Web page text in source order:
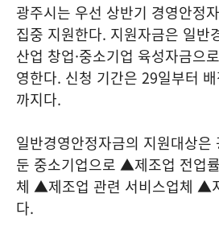
광주시는 우선 상반기 경영안정
집중 지원한다. 지원자금은 일반
산업 창업·중소기업 육성자금으
영한다. 신청 기간은 29일부터
까지다.
일반경영안정자금의 지원대상은
둔 중소기업으로 ▲제조업 전업
체 ▲제조업 관련 서비스업체 ▲
다.